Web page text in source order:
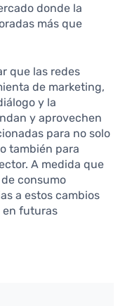
donde la
más que
que las redes
de marketing,
y la
y aprovechen
para no solo
también para
A medida que
consumo
a estos cambios
en futuras